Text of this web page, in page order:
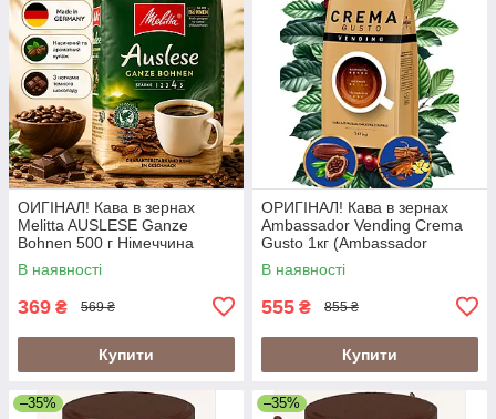
ОИГІНАЛ! Кава в зернах
Melitta AUSLESE Ganze
Bohnen 500 г Німеччина
В наявності
369 ₴ 569 ₴
Купити
ОРИГІНАЛ! Кава в зернах
Ambassador Vending Crema
Gusto 1кг (Ambassador
Crema Gusto Vending)
В наявності
555 ₴ 855 ₴
Купити
–35% –35%